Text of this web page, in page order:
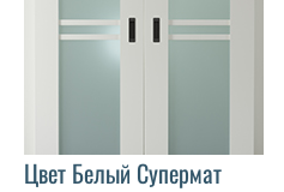
Цвет Белый Супермат